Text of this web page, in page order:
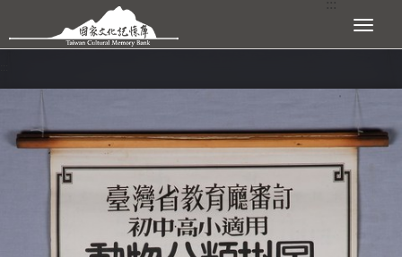
跳到主要內容區塊 展開選單